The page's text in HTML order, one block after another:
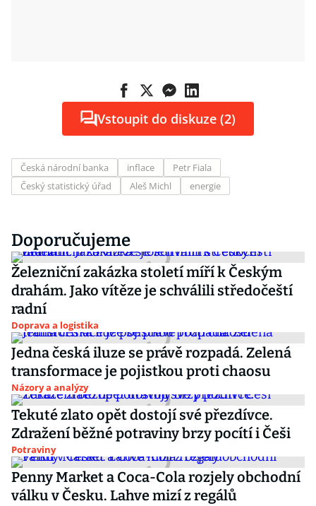
Vstoupit do diskuze (2)
Česká národní banka inflace
Petr Fiala
Český statistický úřad
Aleš Michl energie
Doporučujeme
Železniční zakázka století míří k Českým
drahám. Jako vítěze je schválili středočeští
radní
Doprava a logistika
Jedna česká iluze se právě rozpadá. Zelená
transformace je pojistkou proti chaosu
Názory a analýzy
Tekuté zlato opět dostojí své přezdívce.
Zdražení běžné potraviny brzy pocítí i Češi
Potraviny
Penny Market a Coca-Cola rozjely obchodní
válku v Česku. Lahve mizí z regálů